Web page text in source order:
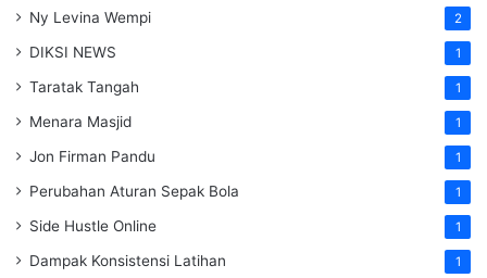
Ny Levina Wempi 2
DIKSI NEWS 1
Taratak Tangah 1
Menara Masjid 1
Jon Firman Pandu 1
Perubahan Aturan Sepak Bola 1
Side Hustle Online 1
Dampak Konsistensi Latihan 1